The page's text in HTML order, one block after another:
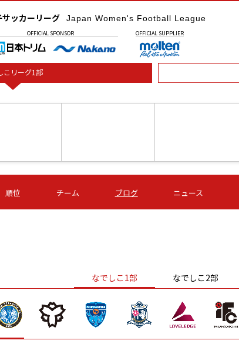
ッカーリーグ Japan Women's Football League
OFFICIAL SPONSOR OFFICIAL SUPPLIER
こリーグ1部
09/05 (土) 15:00
石人の星
-
第16節 09/05 (土) 16:00
ＡＧＦ
-
いちご
-
順位 チーム ブログ ニュース
なでしこ1部 なでしこ2部